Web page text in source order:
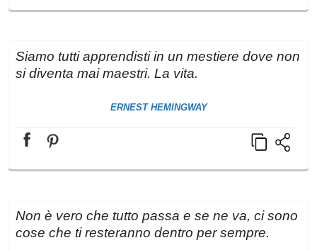
Siamo tutti apprendisti in un mestiere dove non
si diventa mai maestri. La vita.
ERNEST HEMINGWAY
Non è vero che tutto passa e se ne va, ci sono
cose che ti resteranno dentro per sempre.